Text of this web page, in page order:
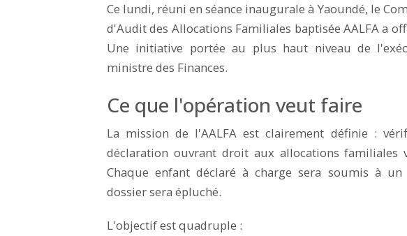
Ce lundi, réuni en séance inaugurale à Yaoundé, le
d'Audit des Allocations Familiales baptisée AALFA a
Une initiative portée au plus haut niveau de
ministre des Finances.
Ce que l'opération veut faire
La mission de l'AALFA est clairement définie :
déclaration ouvrant droit aux allocations familiales
Chaque enfant déclaré à charge sera soumis à
dossier sera épluché.
L'objectif est quadruple :